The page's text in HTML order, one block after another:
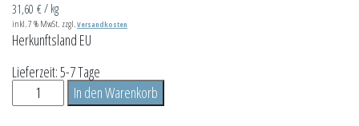
31,60 €/ kg
inkl. 7 % MwSt. zzgl. Versandkosten
Herkunftsland EU
Lieferzeit:5-7 Tage
Sanddorn-
Sahne
In den Warenkorb